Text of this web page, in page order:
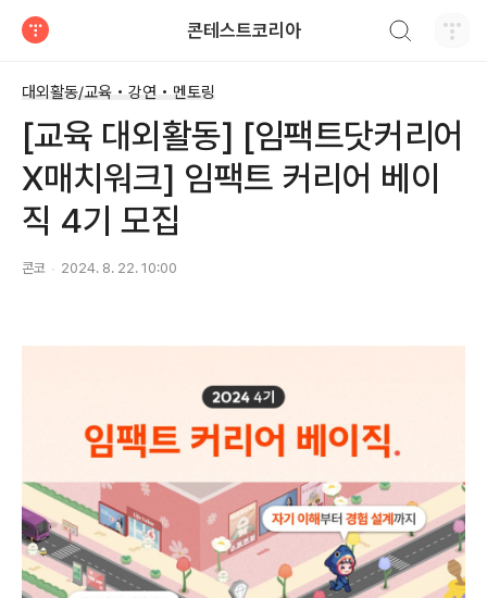
콘테스트코리아
대외활동/교육 • 강연 • 멘토링
[교육 대외활동] [임팩트닷커리어
X매치워크] 임팩트 커리어 베이
직 4기 모집
콘코 2024. 8. 22. 10:00